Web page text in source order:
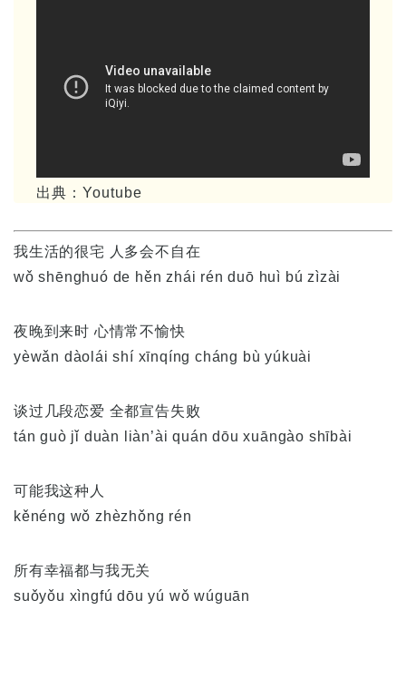
出典：Youtube
我生活的很宅 人多会不自在
wǒ shēnghuó de hěn zhái rén duō huì bú zìzài
夜晚到来时 心情常不愉快
yèwǎn dàolái shí xīnqíng cháng bù yúkuài
谈过几段恋爱 全都宣告失败
tán guò jǐ duàn liàn’ài quán dōu xuāngào shībài
可能我这种人
kěnéng wǒ zhèzhǒng rén
所有幸福都与我无关
suǒyǒu xìngfú dōu yú wǒ wúguān